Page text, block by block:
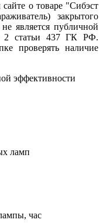
о товаре "Сибэст
закрытого
является публичной
2 статьи 437 ГК РФ.
проверять наличие
эффективности
ламп
час